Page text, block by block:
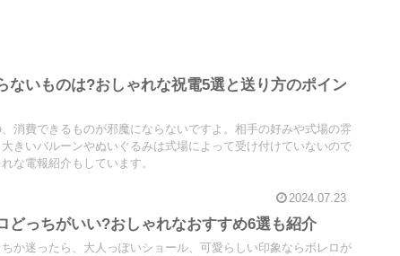
ないものは?おしゃれな祝電5選と送り方のポイン
消費できるものが邪魔にならないですよ。相手の好みや式場の雰
きいバルーンやぬいぐるみは式場によって受け付けていないので
な電報紹介もしています。
2024.07.23
どっちがいい?おしゃれなおすすめ6選も紹介
か迷ったら、大人っぽいショール、可愛らしい印象ならボレロが